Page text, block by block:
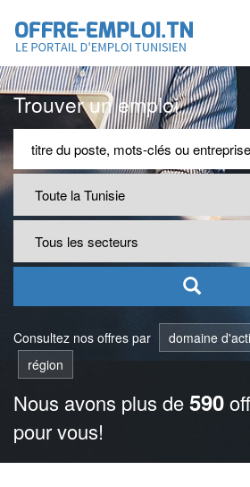
Trouver un emploi
Consultez nos offres par domaine
région
Nous avons plus de590
pour vous!